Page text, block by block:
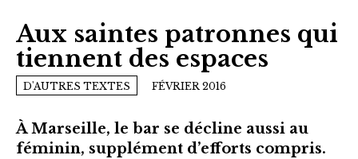
Aux saintes patronnes qui
tiennent des espaces
D'AUTRES TEXTES FÉVRIER 2016
À Marseille, le bar se décline aussi au
féminin, supplément d’efforts compris.